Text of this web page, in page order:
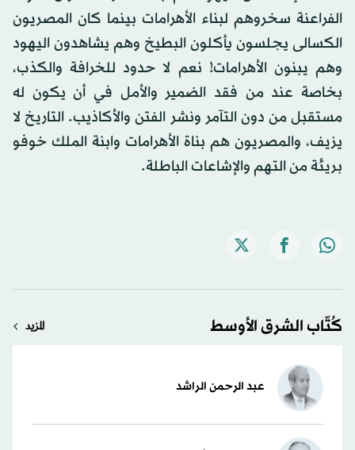
الفراعنة سخروهم لبناء الأهرامات بينما كان المصريون
الكسالى يجلسون يأكلون البطيخ وهم يشاهدون اليهود
وهم يبنون الأهرامات! نعم لا حدود للخرافة والكذب،
بخاصة عند من فقد الضمير والأمل في أن يكون له
مستقبل من دون التآمر ونشر الفتن والأكاذيب. التاريخ لا
يزيف، والمصريون هم بناة الأهرامات وابنة الملك خوفو
بريئة من التهم والإشاعات الباطلة.
كُتّاب الشرق الأوسط المزيد
عبد الرحمن الراشد